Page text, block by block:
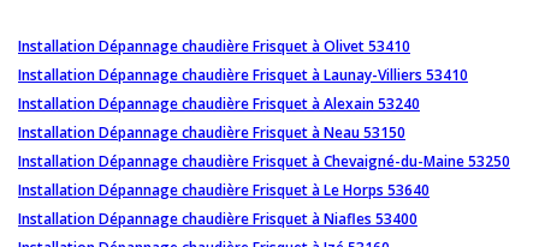
Installation Dépannage chaudière Frisquet à Olivet 53410
Installation Dépannage chaudière Frisquet à Launay-Villiers 53410
Installation Dépannage chaudière Frisquet à Alexain 53240
Installation Dépannage chaudière Frisquet à Neau 53150
Installation Dépannage chaudière Frisquet à Chevaigné-du-Maine 53250
Installation Dépannage chaudière Frisquet à Le Horps 53640
Installation Dépannage chaudière Frisquet à Niafles 53400